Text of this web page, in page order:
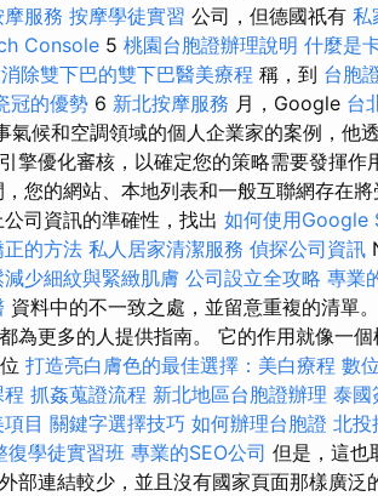
服務 按摩學徒實習 公司，但德國祇有 私
Console 5 桃園台胞證辦理說明 什麼是
除雙下巴的雙下巴醫美療程 稱，到 台胞
冠的優勢 6 新北按摩服務 月，Google 台
氣候和空調領域的個人企業家的案例，他
擎優化審核，以確定您的策略需要發揮作
您的網站、本地列表和一般互聯網存在將
司資訊的準確性，找出 如何使用Google
正的方法 私人居家清潔服務 偵探公司資訊
少細紋與緊緻肌膚 公司設立全攻略 專業
資料中的不一致之處，並留意重複的清單
為更多的人提供指南。 它的作用就像一
打造亮白膚色的最佳選擇：美白療程 數
抓姦蒐證流程 新北地區台胞證辦理 泰國
目 關鍵字選擇技巧 如何辦理台胞證 北投
復學徒實習班 專業的SEO公司 但是，這也
部連結較少，並且沒有國家頁面那樣廣